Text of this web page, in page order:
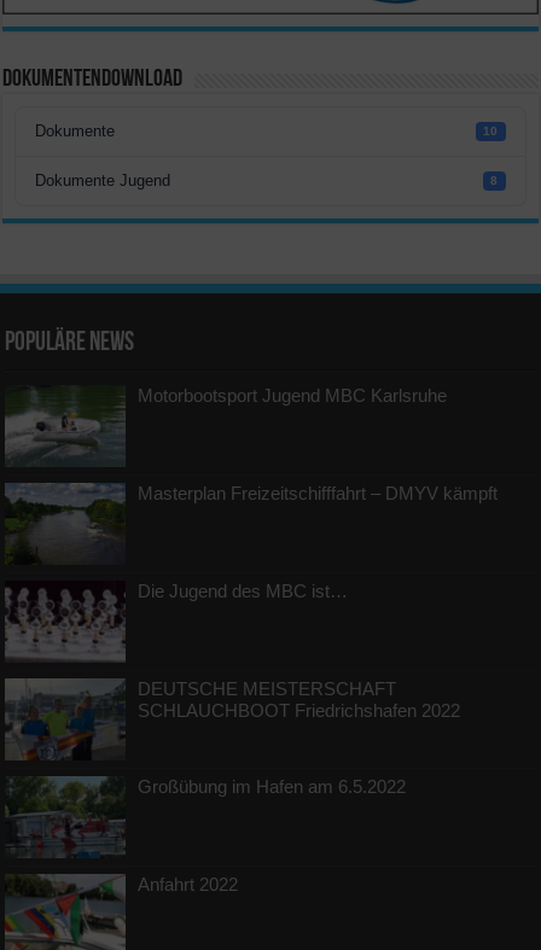
Dokumentendownload
Dokumente 10
Dokumente Jugend 8
Populäre News
Motorbootsport Jugend MBC Karlsruhe
Masterplan Freizeitschifffahrt – DMYV kämpft
Die Jugend des MBC ist…
DEUTSCHE MEISTERSCHAFT
SCHLAUCHBOOT Friedrichshafen 2022
Großübung im Hafen am 6.5.2022
Anfahrt 2022